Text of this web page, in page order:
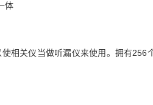
体
相关仪当做听漏仪来使用。拥有256